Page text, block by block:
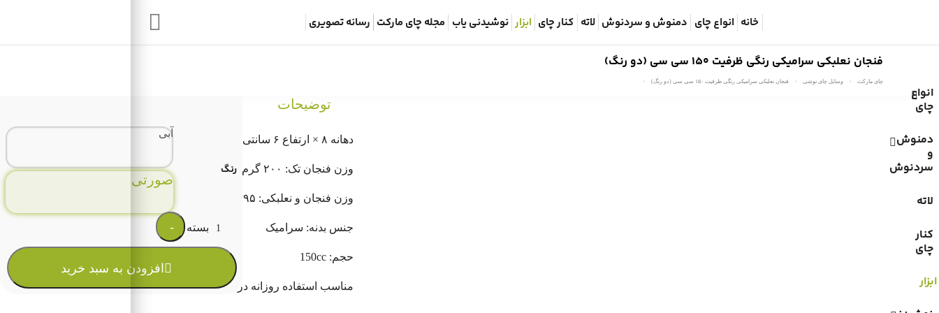
خانه انواع چای دمنوش و سردنوش لاته کنار چای ابزار نوشیدنی یاب مجله چای مارکت رسانه تصویری
انواع
چای
دمنوش
و
سردنوش
لاته
کنار
چای
ابزار
فنجان نعلبکی سرامیکی رنگی ظرفیت ۱۵۰ سی سی (دو رنگ)
چای مارکت وسایل چای نوشی فنجان نعلبکی سرامیکی رنگی ظرفیت ۱۵۰ سی سی (دو رنگ)
رنگ
آبی
صورتی
تعداد
افزودن به سبد خرید
توضیحات
دهانه ۸ × ارتفاع ۶ سانتی‌متر
وزن فنجان تک: ۲۰۰ گرم
وزن فنجان و نعلبکی: ۳۹۵ گرم
جنس بدنه: سرامیک
حجم: 150cc
مناسب استفاده روزانه در منزل یا محل کار